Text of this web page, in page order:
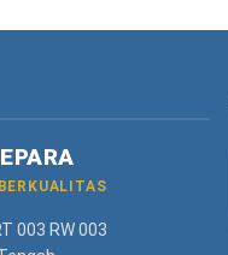
003 RW 003